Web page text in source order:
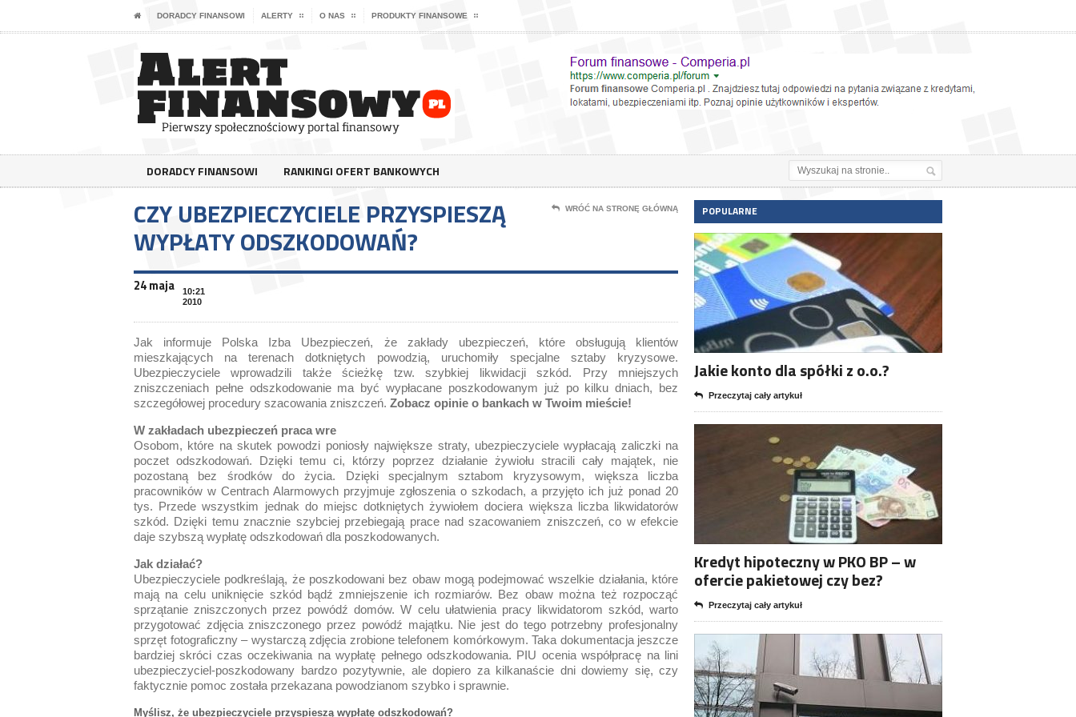
DORADCY FINANSOWI ALERTY O NAS PRODUKTY FINANSOWE
DORADCY FINANSOWI RANKINGI OFERT BANKOWYCH
CZY UBEZPIECZYCIELE PRZYSPIESZĄ
WYPŁATY ODSZKODOWAŃ?
WRÓĆ NA STRONĘ GŁÓWNĄ
24 maja
10:21
2010
Jak informuje Polska Izba Ubezpieczeń, że zakłady ubezpieczeń, które obsługują klientów
mieszkających na terenach dotkniętych powodzią, uruchomiły specjalne sztaby kryzysowe.
Ubezpieczyciele wprowadzili także ścieżkę tzw. szybkiej likwidacji szkód. Przy mniejszych
zniszczeniach pełne odszkodowanie ma być wypłacane poszkodowanym już po kilku dniach, bez
szczegółowej procedury szacowania zniszczeń. Zobacz opinie o bankach w Twoim mieście!
W zakładach ubezpieczeń praca wre
Osobom, które na skutek powodzi poniosły największe straty, ubezpieczyciele wypłacają zaliczki na
poczet odszkodowań. Dzięki temu ci, którzy poprzez działanie żywiołu stracili cały majątek, nie
pozostaną bez środków do życia. Dzięki specjalnym sztabom kryzysowym, większa liczba
pracowników w Centrach Alarmowych przyjmuje zgłoszenia o szkodach, a przyjęto ich już ponad 20
tys. Przede wszystkim jednak do miejsc dotkniętych żywiołem dociera większa liczba likwidatorów
szkód. Dzięki temu znacznie szybciej przebiegają prace nad szacowaniem zniszczeń, co w efekcie
daje szybszą wypłatę odszkodowań dla poszkodowanych.
Jak działać?
Ubezpieczyciele podkreślają, że poszkodowani bez obaw mogą podejmować wszelkie działania, które
mają na celu uniknięcie szkód bądź zmniejszenie ich rozmiarów. Bez obaw można też rozpocząć
sprzątanie zniszczonych przez powódź domów. W celu ułatwienia pracy likwidatorom szkód, warto
przygotować zdjęcia zniszczonego przez powódź majątku. Nie jest do tego potrzebny profesjonalny
sprzęt fotograficzny – wystarczą zdjęcia zrobione telefonem komórkowym. Taka dokumentacja jeszcze
bardziej skróci czas oczekiwania na wypłatę pełnego odszkodowania. PIU ocenia współpracę na lini
ubezpieczyciel-poszkodowany bardzo pozytywnie, ale dopiero za kilkanaście dni dowiemy się, czy
faktycznie pomoc została przekazana powodzianom szybko i sprawnie.
Myślisz, że ubezpieczyciele przyspieszą wypłatę odszkodowań?
POPULARNE
Jakie konto dla spółki z o.o.?
Przeczytaj cały artykuł
Kredyt hipoteczny w PKO BP – w
ofercie pakietowej czy bez?
Przeczytaj cały artykuł